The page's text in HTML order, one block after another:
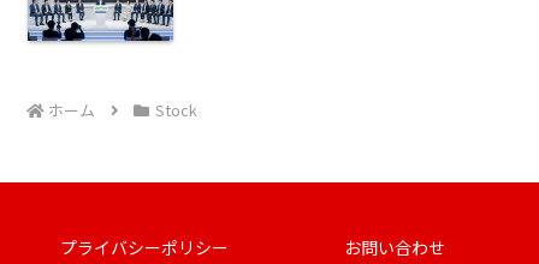
ホーム Stock
プライバシーポリシー お問い合わせ